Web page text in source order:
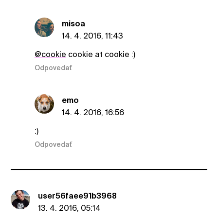
misoa
14. 4. 2016, 11:43
@cookie cookie at cookie :)
Odpovedať
emo
14. 4. 2016, 16:56
:)
Odpovedať
user56faee91b3968
13. 4. 2016, 05:14